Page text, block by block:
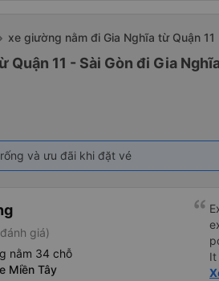
xe giường nằm đi Gia Nghĩa từ Quận 11
Quận 11 - Sài Gòn đi Gia
và ưu đãi khi đặt vé
giá)
nằm 34 chỗ
Miền Tây
It